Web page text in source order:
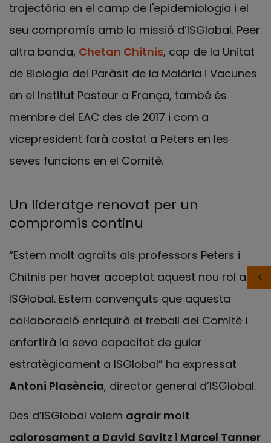
trajectòria en el camp de l'epidemiologia i el
seu compromís amb la missió d’ISGlobal. Peer
altra banda, Chetan Chitnis, cap de la Unitat
de Biologia del Paràsit de la Malària i Vacunes
en el Institut Pasteur a França, també és
membre del EAC des de 2017 i com a
vicepresident farà costat a Peters en les
seves funcions en el Comitè.
Un lideratge renovat per un
compromís continu
“Estem molt agraïts als professors Peters i
Chitnis per haver acceptat aquest nou rol a
ISGlobal. Estem convençuts que aquesta
col·laboració enriquirà el treball del Comitè i
enfortirà la seva capacitat de guiar
estratègicament a ISGlobal” ha expressat
Antoni Plasència, director general d’ISGlobal.
Des d’ISGlobal volem agrair molt
calorosament a David Savitz i Marcel Tanner